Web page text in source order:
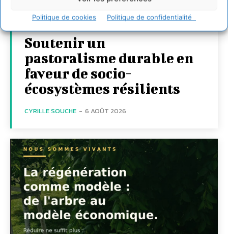
Politique de cookies Politique de confidentialité
Soutenir un
pastoralisme durable en
faveur de socio-
écosystèmes résilients
CYRILLE SOUCHE - 6 AOÛT 2026